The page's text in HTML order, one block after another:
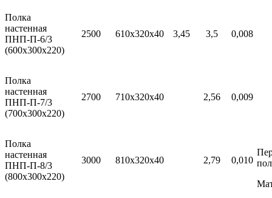
Полка
настенная
ПНП-П-6/3
(600х300х220)
2500 610х320х40 3,45 3,5 0,008
Полка
настенная
ПНП-П-7/3
(700х300х220)
2700 710х320х40 2,56 0,009
Полка
настенная
ПНП-П-8/3
(800х300х220)
3000 810х320х40 2,79 0,010